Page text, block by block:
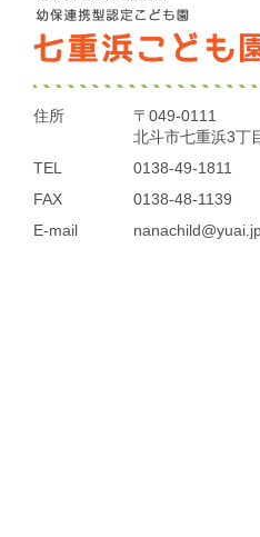
住所
〒049-0111
北斗市七重浜3丁
TEL
0138-49-1811
FAX
0138-48-1139
E-mail